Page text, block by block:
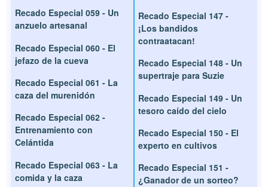
Recado Especial 059 - Un
anzuelo artesanal
Recado Especial 060 - El
jefazo de la cueva
Recado Especial 061 - La
caza del murenidón
Recado Especial 062 -
Entrenamiento con
Celántida
Recado Especial 063 - La
comida y la caza
Recado Especial 147 -
¡Los bandidos
contraatacan!
Recado Especial 148 - Un
supertraje para Suzie
Recado Especial 149 - Un
tesoro caído del cielo
Recado Especial 150 - El
experto en cultivos
Recado Especial 151 -
¿Ganador de un sorteo?